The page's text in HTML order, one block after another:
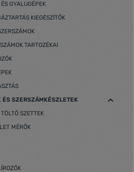
GYALUGÉPEK
KIEGÉSZÍTŐK
TARTOZÉKAI
ÉS SZERSZÁMKÉSZLETEK
SZETTEK
MÉRŐK